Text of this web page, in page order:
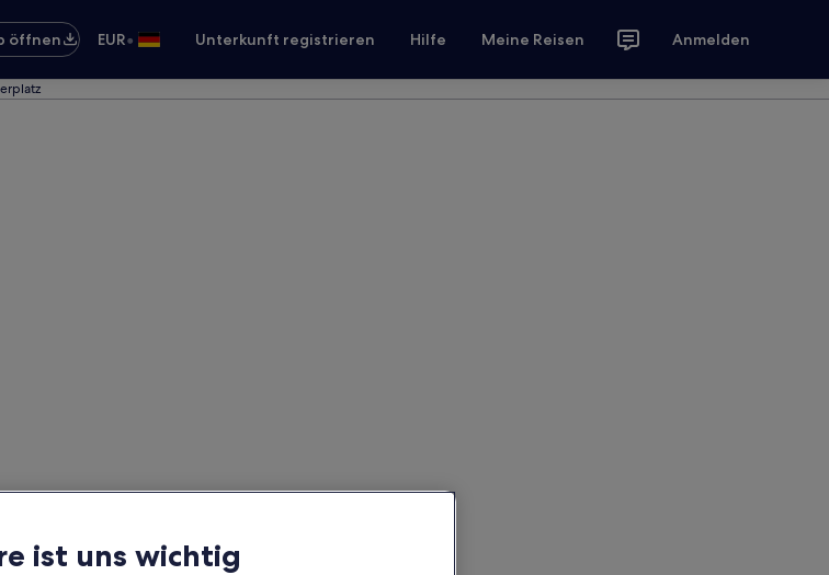
öffnen EUR• Unterkunft registrieren Hilfe Meine Reisen Anmelden
ist uns wichtig